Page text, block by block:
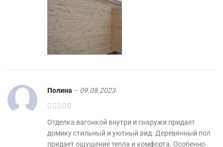
Полина – 09.08.2023
Отделка вагонкой внутри и снаружи придает
домику стильный и уютный вид. Деревянный пол
придает ощущение тепла и комфорта. Особенно